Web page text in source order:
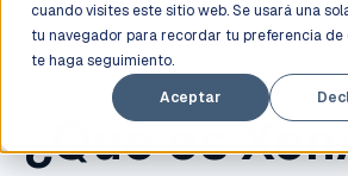
cuando visites este sitio web. Se usará una
tu navegador para recordar tu preferencia de
te haga seguimiento.
Aceptar
VIRTUALIZACIÓN
¿Qué es